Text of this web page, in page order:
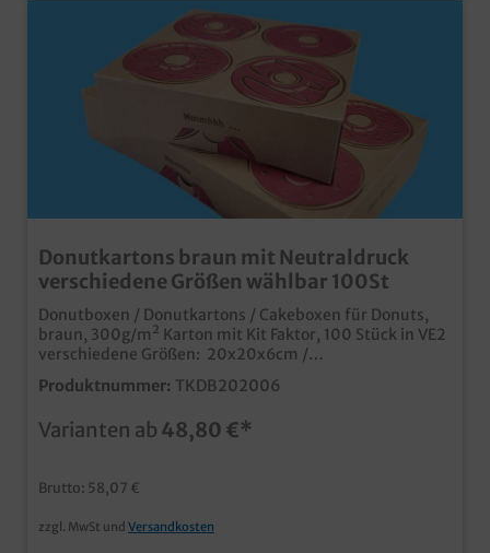
Donutkartons braun mit Neutraldruck
verschiedene Größen wählbar 100St
Donutboxen / Donutkartons / Cakeboxen für Donuts,
braun, 300g/m² Karton mit Kit Faktor, 100 Stück in VE2
verschiedene Größen: 20x20x6cm /
30x20x6cmpraktische Transportkartons für
Donutsumweltfreundliche, recycelbare Verpackung
mit Kit Faktormoderner und ansprechender Donut
Produktnummer: TKDB202006
Varianten ab 48,80 €*
Brutto: 58,07 €
zzgl. MwSt und Versandkosten